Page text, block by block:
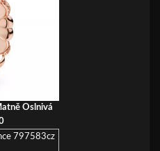
Oslnivá